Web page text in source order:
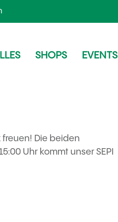
SHOPS EVENTS
Die beiden
Uhr kommt unser SEPI